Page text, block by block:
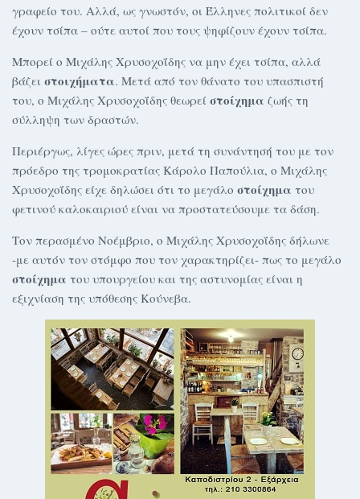
γραφείο του. Αλλά, ως γνωστόν, οι Έλληνες πολιτικοί δεν
έχουν τσίπα – ούτε αυτοί που τους ψηφίζουν έχουν τσίπα.
Μπορεί ο Μιχάλης Χρυσοχοΐδης να μην έχει τσίπα, αλλά
βάζει στοιχήματα. Μετά από τον θάνατο του υπασπιστή
του, ο Μιχάλης Χρυσοχοΐδης θεωρεί στοίχημα ζωής τη
σύλληψη των δραστών.
Περιέργως, λίγες ώρες πριν, μετά τη συνάντησή του με τον
πρόεδρο της τρομοκρατίας Κάρολο Παπούλια, ο Μιχάλης
Χρυσοχοΐδης είχε δηλώσει ότι το μεγάλο στοίχημα του
φετινού καλοκαιριού είναι να προστατεύσουμε τα δάση.
Τον περασμένο Νοέμβριο, ο Μιχάλης Χρυσοχοΐδης δήλωνε
-με αυτόν τον στόμφο που τον χαρακτηρίζει- πως το μεγάλο
στοίχημα του υπουργείου και της αστυνομίας είναι η
εξιχνίαση της υπόθεσης Κούνεβα.